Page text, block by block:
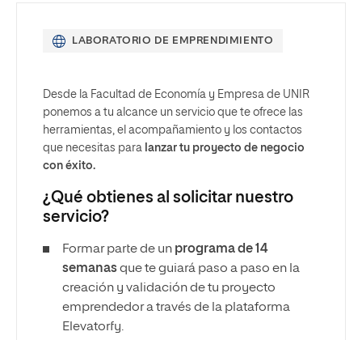
LABORATORIO DE EMPRENDIMIENTO
Desde la Facultad de Economía y Empresa de UNIR
ponemos a tu alcance un servicio que te ofrece las
herramientas, el acompañamiento y los contactos
que necesitas para lanzar tu proyecto de negocio
con éxito.
¿Qué obtienes al solicitar nuestro
servicio?
Formar parte de un programa de 14
semanasque te guiará paso a paso en la
creación y validación de tu proyecto
emprendedor a través de la plataforma
Elevatorfy.